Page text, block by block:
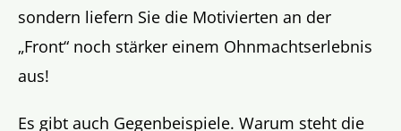
sondern liefern Sie die Motivierten an der
„Front“ noch stärker einem Ohnmachtserlebnis
aus!
Es gibt auch Gegenbeispiele. Warum steht die